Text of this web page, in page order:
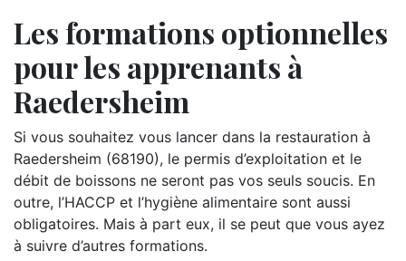
Les formations optionnelles
pour les apprenants à
Raedersheim
Si vous souhaitez vous lancer dans la restauration à
Raedersheim (68190), le permis d’exploitation et le
débit de boissons ne seront pas vos seuls soucis. En
outre, l’HACCP et l’hygiène alimentaire sont aussi
obligatoires. Mais à part eux, il se peut que vous ayez
à suivre d’autres formations.